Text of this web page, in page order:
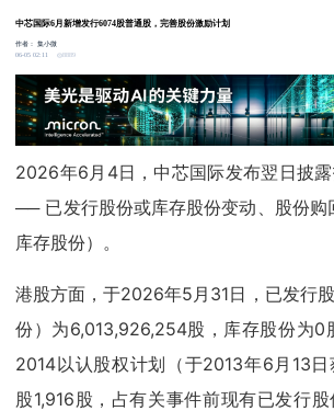
中芯国际6月新增发行6074股普通股，完善股份激励计划
作者：集小微
06-05 02:11
8889
2026年6月4日，中芯国际发布翌日披
── 已发行股份或库存股份变动、股份购
库存股份）。
港股方面，于2026年5月31日，已发行
份）为6,013,926,254股，库存股份为0
2014以认股权计划（于2013年6月13
股1,916股，占有关事件前现有已发行